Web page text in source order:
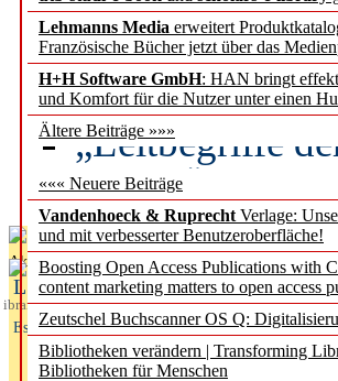
Lehmanns Media erweitert
Französische Bücher jetzt über das
H+H Software GmbH: HAN bringt
und Komfort für die Nutzer unter einen
Ältere Beiträge »»»
««« Neuere Beiträge
Vandenhoeck & Ruprecht Verlage:
und mit verbesserter Benutzeroberfläche!
Boosting Open Access Publications with
content marketing matters to open access
Zeutschel Buchscanner OS Q:
Bibliotheken verändern | Transforming
Bibliotheken für Menschen
Künstliche
besser zu
„Leitbegriffe
des BIÖG
Aktuelles aus
L
ibrary
Essentials